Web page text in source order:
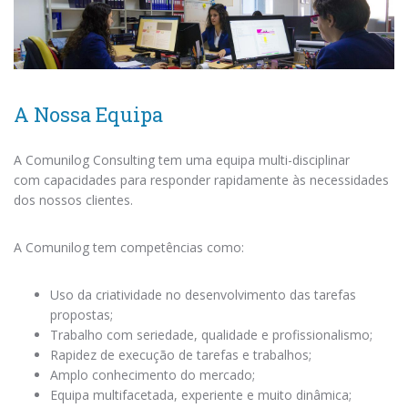
A Nossa Equipa
A Comunilog Consulting tem uma equipa multi-disciplinar
com capacidades para responder rapidamente às necessidades
dos nossos clientes.
A Comunilog tem competências como:
Uso da criatividade no desenvolvimento das tarefas
propostas;
Trabalho com seriedade, qualidade e profissionalismo;
Rapidez de execução de tarefas e trabalhos;
Amplo conhecimento do mercado;
Equipa multifacetada, experiente e muito dinâmica;